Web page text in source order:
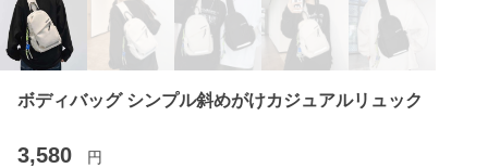
ボディバッグ シンプル斜めがけカジュアルリュック
3,580 円